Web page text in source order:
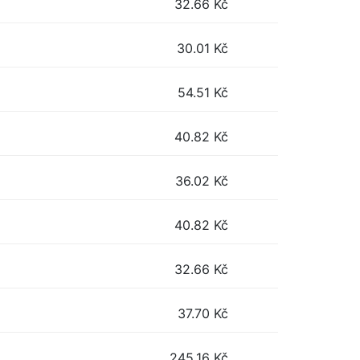
32.66 Kč
30.01 Kč
54.51 Kč
40.82 Kč
36.02 Kč
40.82 Kč
32.66 Kč
37.70 Kč